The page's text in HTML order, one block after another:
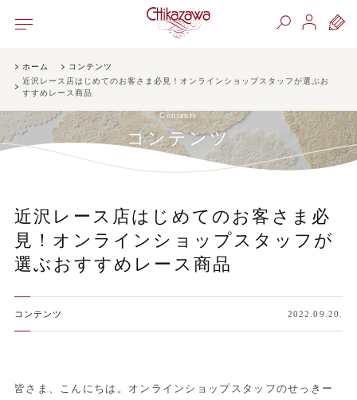
ホーム
コンテンツ
近沢レース店はじめてのお客さま必見！オンラインショップスタッフが選ぶお
すすめレース商品
Contents
コンテンツ
近沢レース店はじめてのお客さま必
見！オンラインショップスタッフが
選ぶおすすめレース商品
コンテンツ 2022.09.20.
皆さま、こんにちは。オンラインショップスタッフのせっきー